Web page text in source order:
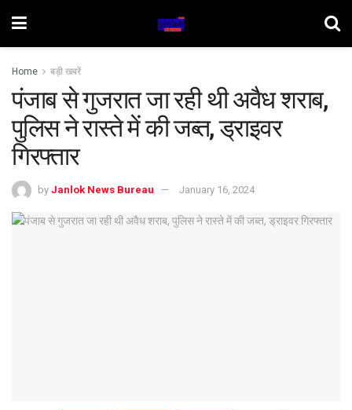
Home बड़ी खबरें
पंजाब से गुजरात जा रही थी अवैध शराब,
पुलिस ने रास्ते में की जब्त, ड्राइवर
गिरफ्तार
by Janlok News Bureau January 16, 2024